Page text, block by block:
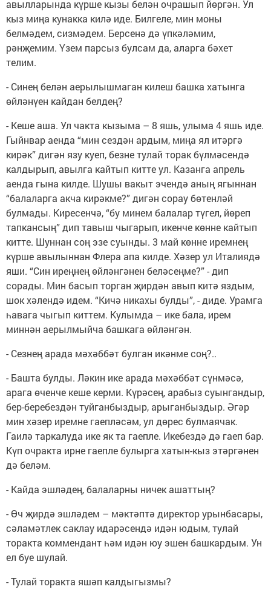
авылларында күрше кызы белән очрашып йөргән. Ул
кыз миңа кунакка килә иде. Билгеле, мин моны
белмәдем, сизмәдем. Берсенә дә үпкәләмим,
рәнҗемим. Үзем парсыз булсам да, аларга бәхет
телим.
- Синең белән аерылышмаган килеш башка хатынга
өйләнүен кайдан белдең?
- Кеше аша. Ул чакта кызыма – 8 яшь, улыма 4 яшь иде.
Гыйнвар аенда “мин сездән ардым, миңа ял итәргә
кирәк” дигән язу куеп, безне тулай торак бүлмәсендә
калдырып, авылга кайтып китте ул. Казанга апрель
аенда гына килде. Шушы вакыт эчендә аның ягыннан
“балаларга акча кирәкме?” дигән сорау бөтенләй
булмады. Киресенчә, “бу минем балалар түгел, йөреп
тапкансың” дип тавыш чыгарып, икенче көнне кайтып
китте. Шуннан соң эзе суынды. 3 май көнне иремнең
күрше авылыннан Флера апа килде. Хәзер ул Италиядә
яши. “Син иреңнең өйләнгәнен беләсеңме?” - дип
сорады. Мин басып торган җирдән авып китә яздым,
шок хәлендә идем. “Кичә никахы булды”, - диде. Урамга
һавага чыгып киттем. Кулымда – ике бала, ирем
миннән аерылмыйча башкага өйләнгән.
- Сезнең арада мәхәббәт булган икәнме соң?..
- Башта булды. Ләкин ике арада мәхәббәт сүнмәсә,
арага өченче кеше керми. Күрәсең, арабыз суынгандыр,
бер-беребездән туйганбыздыр, арыганбыздыр. Әгәр
мин хәзер иремне гаепләсәм, ул дөрес булмаячак.
Гаилә таркалуда ике як та гаепле. Икебездә дә гаеп бар.
Күп очракта ирне гаепле булырга хатын-кыз этәргәнен
дә беләм.
- Кайда эшләдең, балаларны ничек ашаттың?
- Өч җирдә эшләдем – мәктәптә директор урынбасары,
сәламәтлек саклау идарәсендә идән юдым, тулай
торакта коммендант һәм идән юу эшен башкардым. Ун
ел буе шулай.
- Тулай торакта яшәп калдыгызмы?